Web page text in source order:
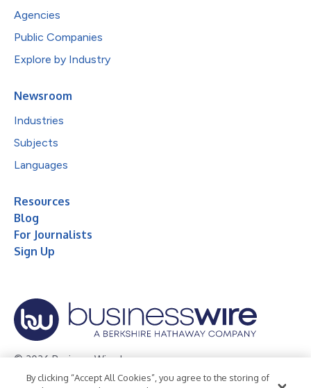
Agencies
Public Companies
Explore by Industry
Newsroom
Industries
Subjects
Languages
Resources
Blog
For Journalists
Sign Up
© 2026 Business Wire, Inc.
Privacy Policy Cookie Policy Accessibility Statement
By clicking “Accept All Cookies”, you agree to the storing of